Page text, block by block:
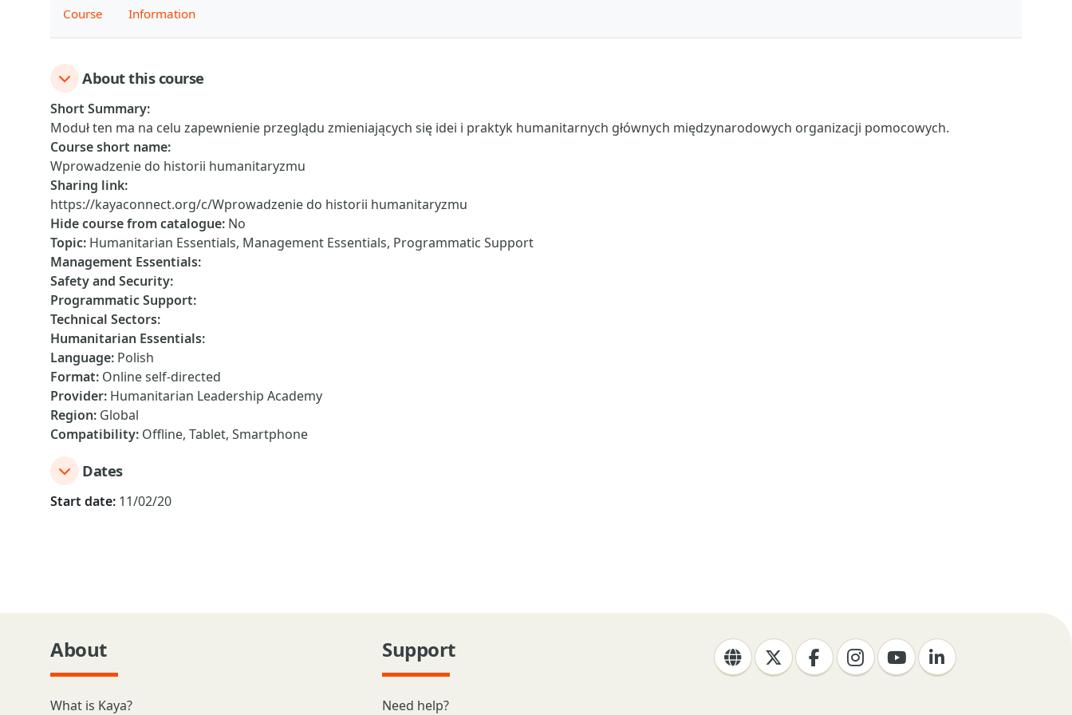
Course Information
About this course
Short Summary:
Moduł ten ma na celu zapewnienie przeglądu zmieniających się idei i praktyk humanitarnych głównych międzynarodowych organizacji pomocowych.
Course short name:
Wprowadzenie do historii humanitaryzmu
Sharing link:
https://kayaconnect.org/c/Wprowadzenie do historii humanitaryzmu
Hide course from catalogue: No
Topic: Humanitarian Essentials, Management Essentials, Programmatic Support
Management Essentials:
Safety and Security:
Programmatic Support:
Technical Sectors:
Humanitarian Essentials:
Language: Polish
Format: Online self-directed
Provider: Humanitarian Leadership Academy
Region: Global
Compatibility: Offline, Tablet, Smartphone
Dates
Start date: 11/02/20
About
What is Kaya?
Support
Need help?